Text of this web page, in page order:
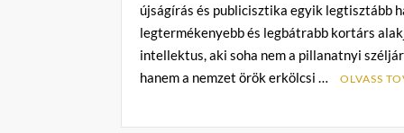
újságírás és publicisztika egyik legtisztább
legtermékenyebb és legbátrabb kortárs
intellektus, aki soha nem a pillanatnyi
hanem a nemzet örök erkölcsi …
OLVASS